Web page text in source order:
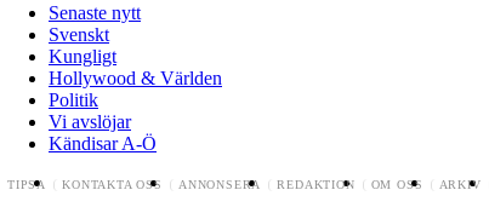
Senaste nytt
Svenskt
Kungligt
Hollywood & Världen
Politik
Vi avslöjar
Kändisar A-Ö
TIPSA KONTAKTA OSS ANNONSERA REDAKTION OM OSS ARKIV